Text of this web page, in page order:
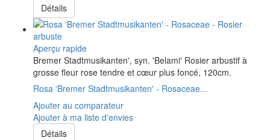
Détails
Aperçu rapide
Bremer Stadtmusikanten', syn. 'Belami' Rosier arbustif à
grosse fleur rose tendre et cœur plus foncé, 120cm.
Rosa 'Bremer Stadtmusikanten' - Rosaceae...
Ajouter au comparateur
Ajouter à ma liste d'envies
Détails